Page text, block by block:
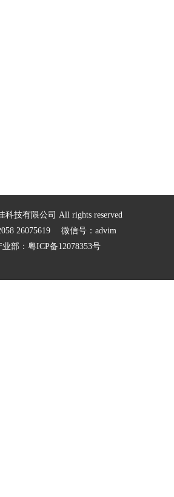
科技有限公司 All rights reserved
26075619 微信号：advim
部： 粤ICP备12078353号